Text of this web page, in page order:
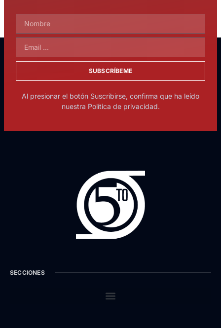
SUBSCRÍBEME
Al presionar el botón Suscribirse, confirma que ha leído
nuestra Política de privacidad.
SECCIONES